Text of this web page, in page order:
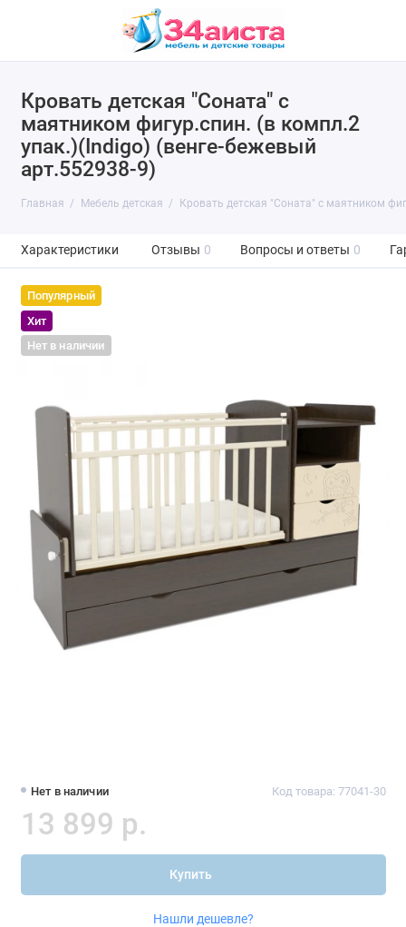
Кровать детская "Соната" с
маятником фигур.спин. (в компл.2
упак.)(Indigo) (венге-бежевый
арт.552938-9)
Главная Мебель детская Кровать детская "Соната" с маятником
Характеристики Отзывы 0 Вопросы и ответы 0
Популярный
Хит
Нет в наличии
Нет в наличии Код товара: 77041-30
13 899 р.
Купить
Нашли дешевле?